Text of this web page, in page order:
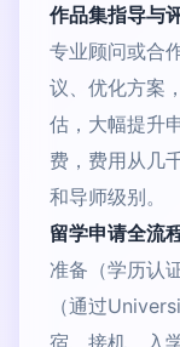
作品集指导与
专业顾问或合
议、优化方案
估，大幅提升
费，费用从几
和导师级别。
留学申请全流
准备（学历认
（通过
宿、接机、入